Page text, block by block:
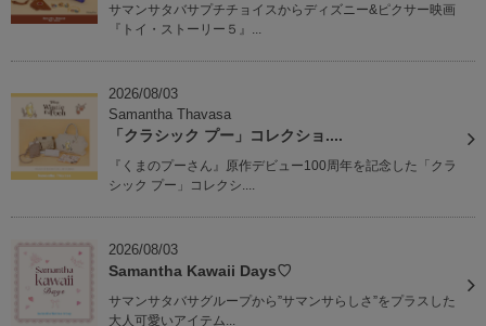
サマンサタバサプチチョイスからディズニー&ピクサー映画
『トイ・ストーリー５』...
2026/08/03
Samantha Thavasa
「クラシック プー」コレクショ....
『くまのプーさん』原作デビュー100周年を記念した「クラ
シック プー」コレクシ....
2026/08/03
Samantha Kawaii Days♡
サマンサタバサグループから”サマンサらしさ”をプラスした
大人可愛いアイテム...